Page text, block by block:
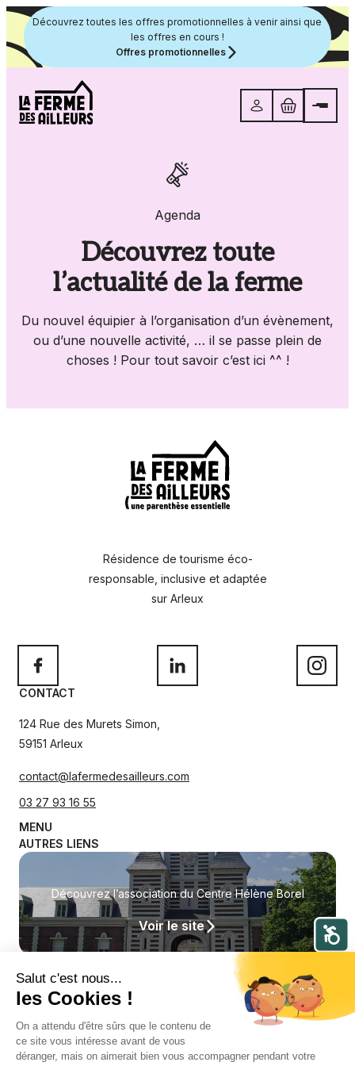
Veuillez
noter
:
Ce
Web
comprend
Découvrez toutes les offres promotionnelles à venir ainsi que
les offres en cours !
Offres promotionnelles
VOS ÉVÉNEMENTS
GROUPES & AIDANTS
FAQ / Aide
Contact
Agenda
Découvrez toute
l’actualité de la ferme
Du nouvel équipier à l’organisation d’un évènement,
ou d’une nouvelle activité, … il se passe plein de
choses ! Pour tout savoir c’est ici ^^ !
Résidence de tourisme éco-
responsable, inclusive et adaptée
sur Arleux
CONTACT
124 Rue des Murets Simon,
59151 Arleux
contact@lafermedesailleurs.com
03 27 93 16 55
MENU
AUTRES LIENS
Découvrez l’association du Centre Hélène Borel
Voir le site
NOS PARTENAIRES